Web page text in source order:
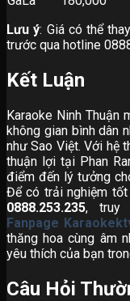
Lưu ý: Giá có thể
trước qua hotline
Kết Luận
Karaoke Ninh Thuận
không gian bình dân
như Sao Việt. Với hệ
thuận lợi tại Phan
điểm đến lý tưởng
Để có trải nghiệm
0888.253.235, truy
Fanpage
thăng hoa cùng âm
yêu thích của bạn
Câu Hỏi